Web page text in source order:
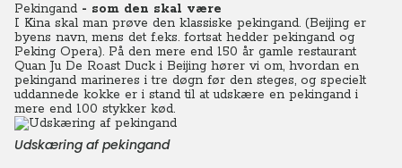
Pekingand - som den skal være
I Kina skal man prøve den klassiske pekingand. (Beijing er
byens navn, mens det f.eks. fortsat hedder pekingand og
Peking Opera). På den mere end 150 år gamle restaurant
Quan Ju De Roast Duck i Beijing hører vi om, hvordan en
pekingand marineres i tre døgn før den steges, og specielt
uddannede kokke er i stand til at udskære en pekingand i
mere end 100 stykker kød.
Udskæring af pekingand